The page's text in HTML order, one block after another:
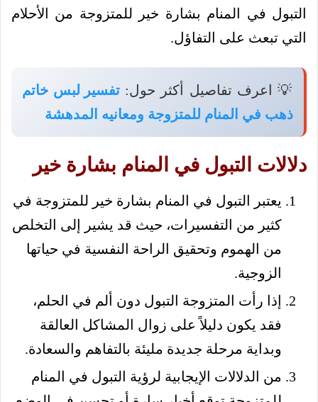
التبول في المنام بشارة خير للمتزوجة من الأحلام
التي تبعث على التفاؤل.
💡 اعرف تفاصيل أكثر حول: تفسير لبس خاتم
ذهب في المنام للمتزوجة ومعانيه المدهشة
دلالات التبول في المنام بشارة خير
يعتبر التبول في المنام بشارة خير للمتزوجة في
كثير من التفسيرات، حيث قد يشير إلى التخلص
من الهموم وتحقيق الراحة النفسية في حياتها
الزوجية.
إذا رأت المتزوجة التبول دون ألم في الحلم،
فقد يكون دليلاً على زوال المشاكل العالقة
وبداية مرحلة جديدة مليئة بالتفاهم والسعادة.
من الدلالات الإيجابية لرؤية التبول في المنام